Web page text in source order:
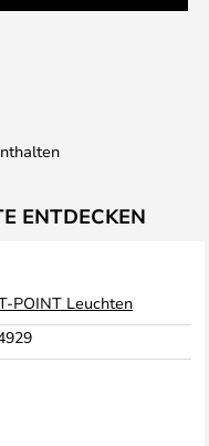
ENTDECKEN
POINT Leuchten